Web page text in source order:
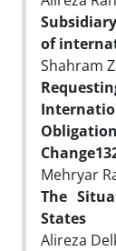
of
Shahram
Change
Mehryar
The
Alireza